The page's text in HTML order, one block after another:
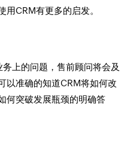
用CRM有更多的启发。
上的问题，售前顾问将会及
以准确的知道CRM将如何改
何突破发展瓶颈的明确答